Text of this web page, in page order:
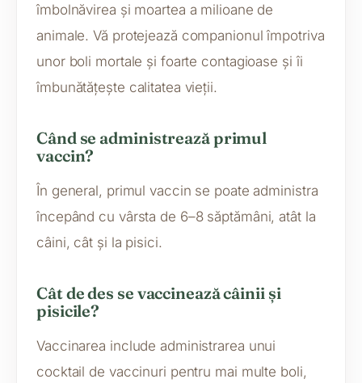
îmbolnăvirea și moartea a milioane de
animale. Vă protejează companionul împotriva
unor boli mortale și foarte contagioase și îi
îmbunătățește calitatea vieții.
Când se administrează primul
vaccin?
În general, primul vaccin se poate administra
începând cu vârsta de 6–8 săptămâni, atât la
câini, cât și la pisici.
Cât de des se vaccinează câinii și
pisicile?
Vaccinarea include administrarea unui
cocktail de vaccinuri pentru mai multe boli,